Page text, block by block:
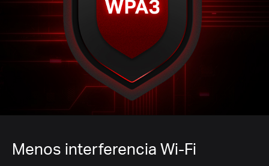
Menos interferencia Wi-Fi